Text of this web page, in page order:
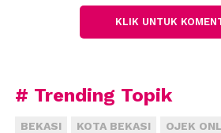
Hasil penyelidikan, kata dia,
mengakhiri hidupnya karena
KLIK UNTUK
# Trending Topik
BEKASI KOTA BEKASI OJEK